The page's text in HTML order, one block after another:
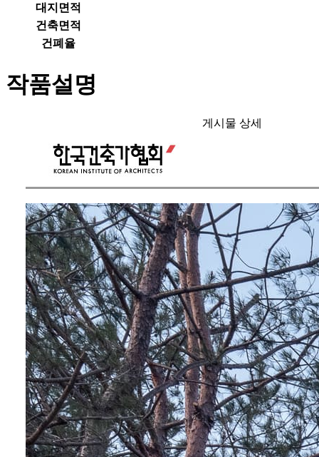
대지면적
건축면적
건폐율
작품설명
게시물 상세